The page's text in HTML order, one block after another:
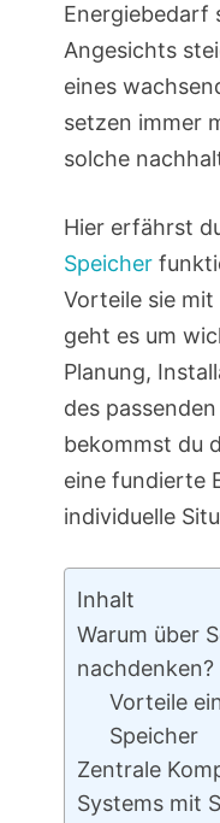
Energiebedarf
Angesichts
eines
setzen immer
solche
Hier erfährst
Speicher
Vorteile sie
geht es um
Planung,
des
bekommst du
eine fundierte
individuelle
Inhalt
Warum über
nachdenken?
Vorteile
Speicher
Zentrale
Systems mit